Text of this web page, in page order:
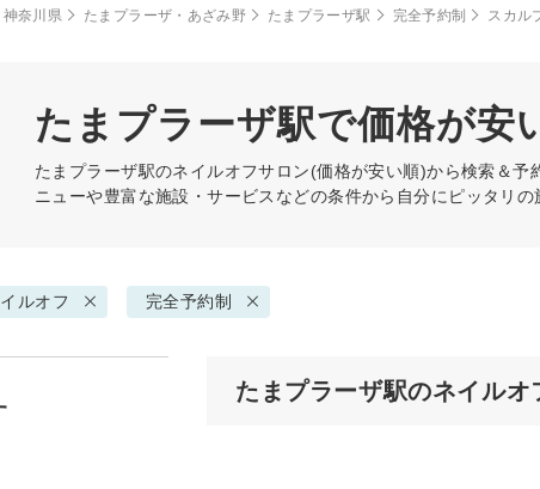
神奈川県 たまプラーザ・あざみ野 たまプラーザ駅 完全予約制 スカル
たまプラーザ駅で価格が安
たまプラーザ駅のネイルオフサロン(価格が安い順)から検索＆予
ニューや豊富な施設・サービスなどの条件から自分にピッタリ
ルオフ 完全予約制
たまプラーザ駅のネイルオ